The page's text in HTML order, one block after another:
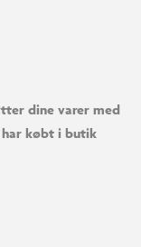
dine varer med
har købt i butik